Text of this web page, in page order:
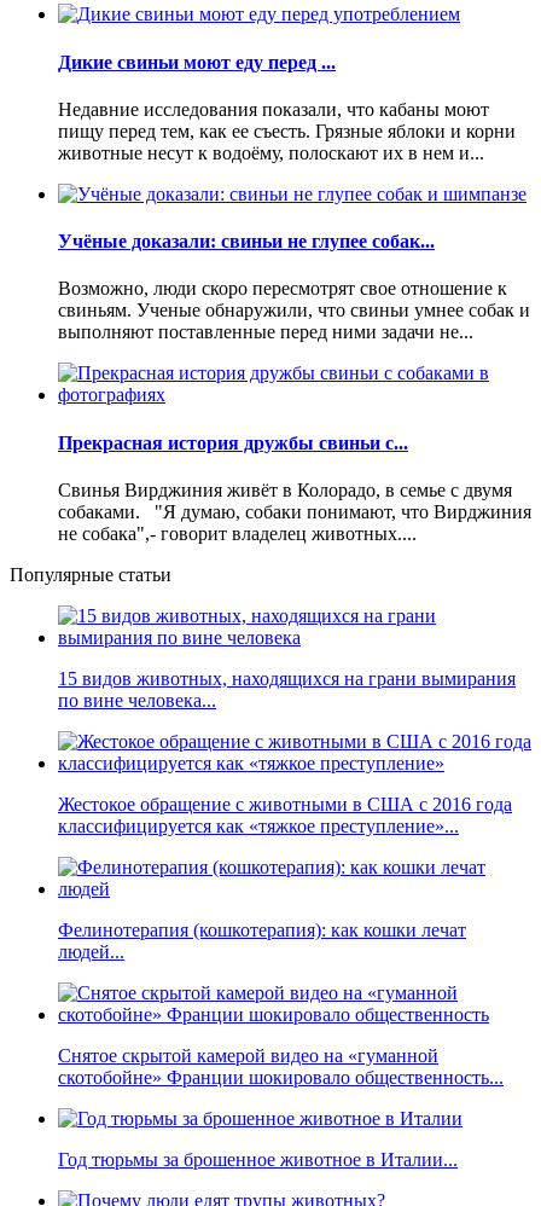
Дикие свиньи моют еду перед ...
Недавние исследования показали, что кабаны моют
пищу перед тем, как ее съесть. Грязные яблоки и корни
животные несут к водоёму, полоскают их в нем и...
Учёные доказали: свиньи не глупее собак...
Возможно, люди скоро пересмотрят свое отношение к
свиньям. Ученые обнаружили, что свиньи умнее собак и
выполняют поставленные перед ними задачи не...
Прекрасная история дружбы свиньи с...
Свинья Вирджиния живёт в Колорадо, в семье с двумя
собаками. "Я думаю, собаки понимают, что Вирджиния
не собака",- говорит владелец животных....
Популярные статьи
15 видов животных, находящихся на грани вымирания
по вине человека...
Жестокое обращение с животными в США с 2016 года
классифицируется как «тяжкое преступление»...
Фелинотерапия (кошкотерапия): как кошки лечат
людей...
Снятое скрытой камерой видео на «гуманной
скотобойне» Франции шокировало общественность...
Год тюрьмы за брошенное животное в Италии...